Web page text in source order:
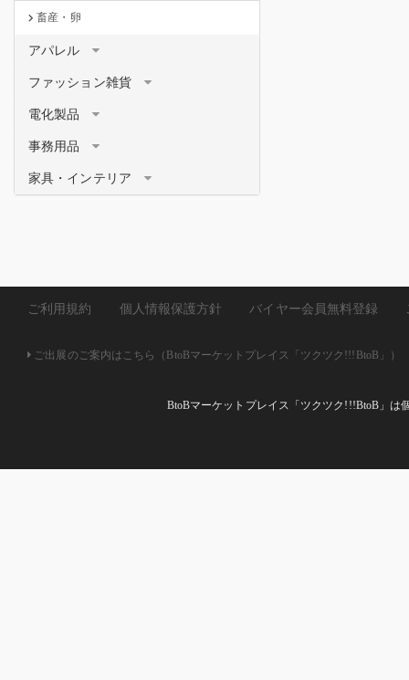
畜産・卵
アパレル
ファッション雑貨
電化製品
事務用品
家具・インテリア
ご利用規約 個人情報保護方針 バイヤー会員無料登録
ご出展のご案内はこちら（BtoBマーケットプレイス「ツクツク!!!BtoB」）
BtoBマーケットプレイス「ツクツク!!!BtoB」は